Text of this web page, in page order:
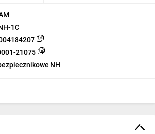
1C
21075
NH